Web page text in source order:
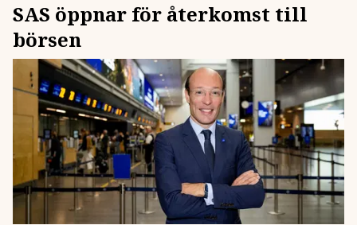
SAS öppnar för återkomst till
börsen